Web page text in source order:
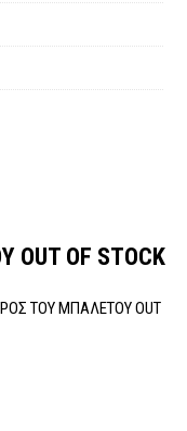
OF STOCK
ΤΟΥ ΜΠΑΛΕΤΟΥ OUT